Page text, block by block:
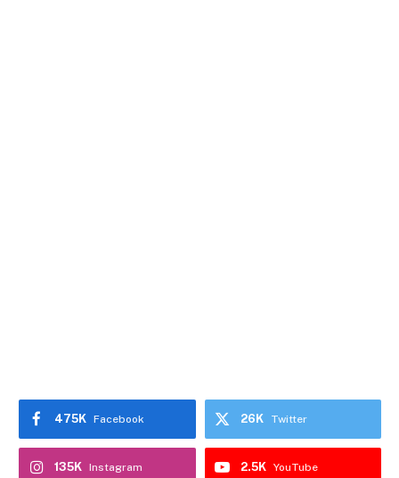
Facebook
475K Twitter
26K
Instagram
135K YouTube
2.5K